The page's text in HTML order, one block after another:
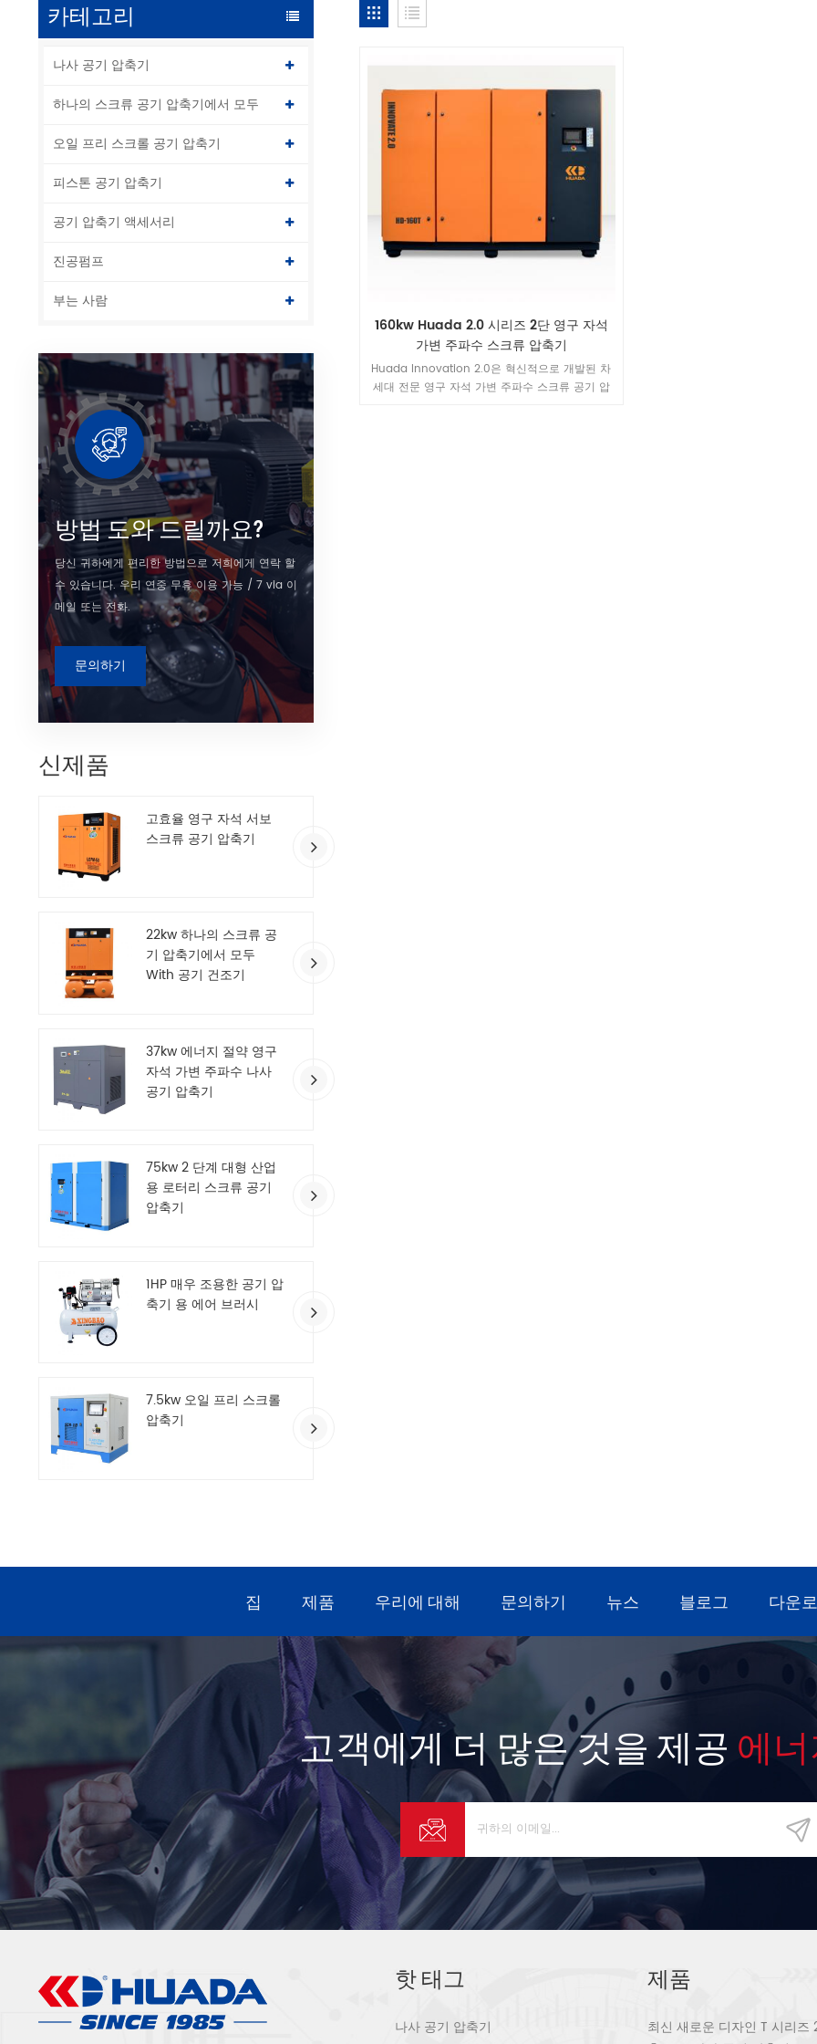
카테고리
나사 공기 압축기
하나의 스크류 공기 압축기에서 모두
오일 프리 스크롤 공기 압축기
피스톤 공기 압축기
공기 압축기 액세서리
진공펌프
부는 사람
방법 도와 드릴까요?
당신 귀하에게 편리한 방법으로 저희에게 연락 할
수 있습니다. 우리 연중 무휴 이용 가능 / 7 via 이
메일 또는 전화.
문의하기
신제품
고효율 영구 자석 서보
스크류 공기 압축기
22kw 하나의 스크류 공
기 압축기에서 모두
With 공기 건조기
37kw 에너지 절약 영구
자석 가변 주파수 나사
공기 압축기
75kw 2 단계 대형 산업
용 로터리 스크류 공기
압축기
1HP 매우 조용한 공기 압
축기 용 에어 브러시
7.5kw 오일 프리 스크롤
압축기
160kw Huada 2.0 시리즈 2단 영구 자석
가변 주파수 스크류 압축기
Huada Innovation 2.0은 혁신적으로 개발된 차
세대 전문 영구 자석 가변 주파수 스크류 공기 압
집 제품 우리에 대해 문의하기 뉴스 블로그 다운
고객에게 더 많은 것을 제공 에
핫 태그
나사 공기 압축기
제품
최신 새로운 디자인 T 시리즈